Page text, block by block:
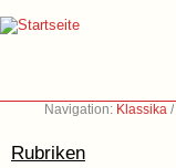
Navigation: Klassika /
Rubriken